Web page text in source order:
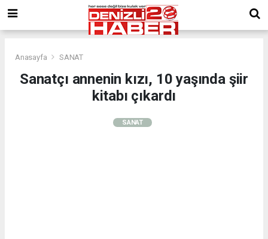
Anasayfa SANAT
Sanatçı annenin kızı, 10 yaşında şiir
kitabı çıkardı
SANAT